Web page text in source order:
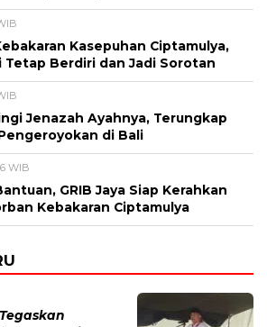
Kasepuhan Ciptamulya,
Tetap Berdiri dan Jadi Sorotan
Jenazah Ayahnya, Terungkap
di Bali
WIB
GRIB Jaya Siap Kerahkan
Kebakaran Ciptamulya